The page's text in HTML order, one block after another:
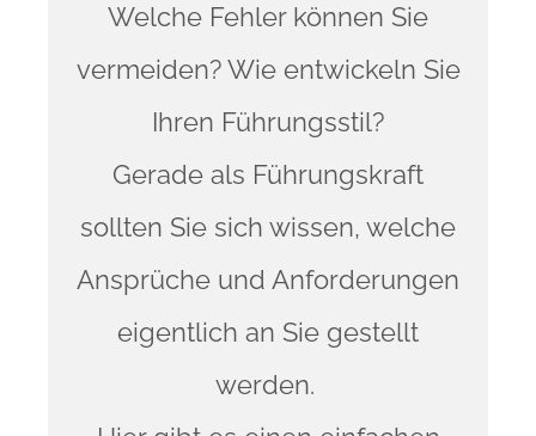
Welche Fehler können Sie
vermeiden? Wie entwickeln Sie
Ihren Führungsstil?
Gerade als Führungskraft
sollten Sie sich wissen, welche
Ansprüche und Anforderungen
eigentlich an Sie gestellt
werden.